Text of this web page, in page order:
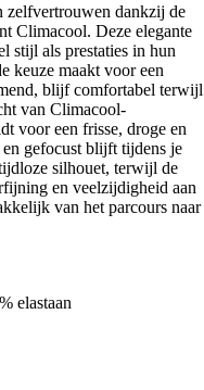
zelfvertrouwen dankzij de
Climacool. Deze elegante
stijl als prestaties in hun
keuze maakt voor een
blijf comfortabel terwijl
van Climacool-
voor een frisse, droge en
gefocust blijft tijdens je
silhouet, terwijl de
en veelzijdigheid aan
van het parcours naar
elastaan